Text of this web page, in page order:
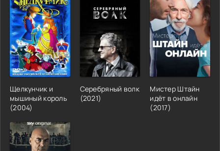
Щелкунчик и
мышиный король
(2004)
Серебряный волк
(2021)
Мистер Штайн
идёт в онлайн
(2017)